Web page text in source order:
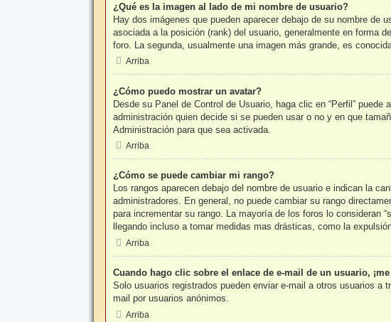
¿Qué es la imagen al lado de mi nombre de usuario?
Hay dos imágenes que pueden aparecer debajo de su nombre
asociada a la posición (rank) del usuario, generalmente en forma
foro. La segunda, usualmente una imagen más grande, es
Arriba
¿Cómo puedo mostrar un avatar?
Desde su Panel de Control de Usuario, haga clic en “Perfil”
administración quien decide si se pueden usar o no y en que
Administración para que sea activada.
Arriba
¿Cómo se puede cambiar mi rango?
Los rangos aparecen debajo del nombre de usuario e indican la
administradores. En general, no puede cambiar su rango
para incrementar su rango. La mayoría de los foros lo consideran
llegando incluso a tomar medidas mas drásticas, como la
Arriba
Cuando hago clic sobre el enlace de e-mail de un usuario,
Solo usuarios registrados pueden enviar e-mail a otros usuarios
mail por usuarios anónimos.
Arriba